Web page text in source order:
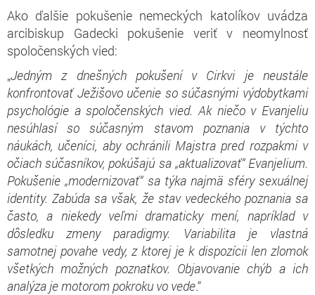
Ako ďalšie pokušenie nemeckých katolíkov uvádza
arcibiskup Gadecki pokušenie veriť v neomylnosť
spoločenských vied:
„Jedným z dnešných pokušení v Cirkvi je neustále
konfrontovať Ježišovo učenie so súčasnými výdobytkami
psychológie a spoločenských vied. Ak niečo v Evanjeliu
nesúhlasí so súčasným stavom poznania v týchto
náukách, učeníci, aby ochránili Majstra pred rozpakmi v
očiach súčasníkov, pokúšajú sa „aktualizovať“Evanjelium.
Pokušenie „modernizovať“ sa týka najmä sféry sexuálnej
identity. Zabúda sa však, že stav vedeckého poznania sa
často, a niekedy veľmi dramaticky mení, napríklad v
dôsledku zmeny paradigmy. Variabilita je vlastná
samotnej povahe vedy, z ktorej je k dispozícii len zlomok
všetkých možných poznatkov. Objavovanie chýb a ich
analýza je motorom pokroku vo vede.“